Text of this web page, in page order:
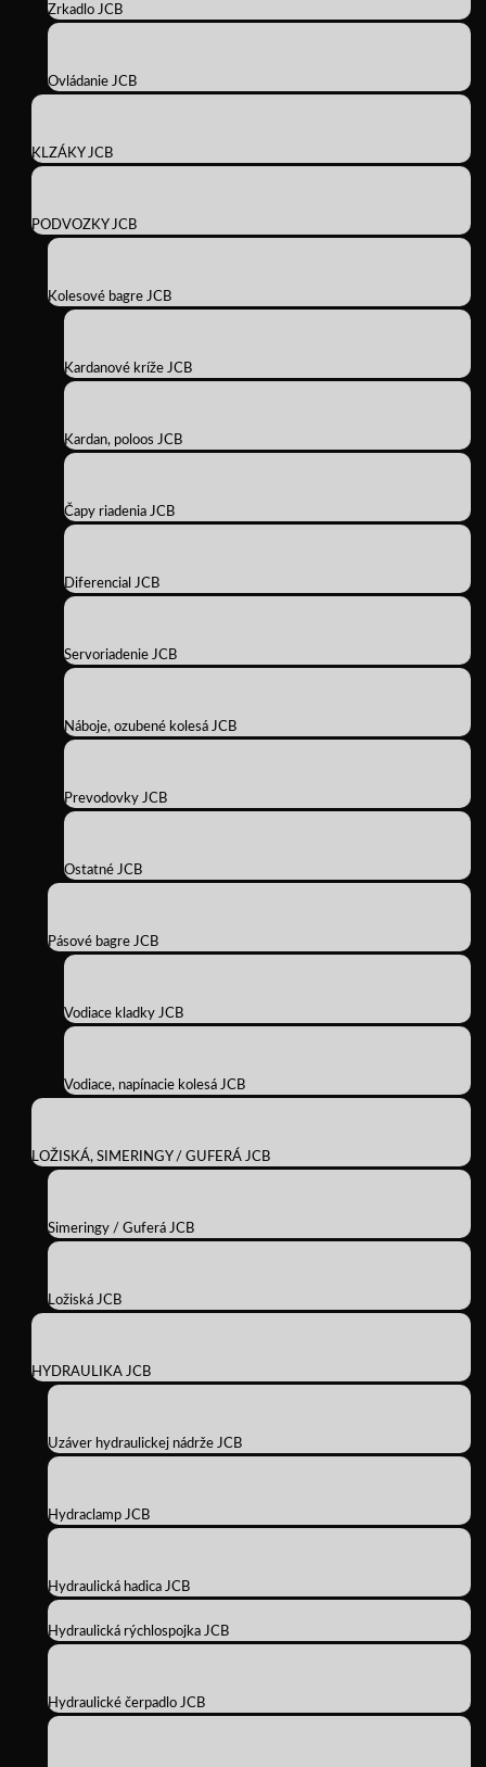
Zrkadlo JCB
Ovládanie JCB
KLZÁKY JCB
PODVOZKY JCB
Kolesové bagre JCB
Kardanové kríže JCB
Kardan, poloos JCB
Čapy riadenia JCB
Diferencial JCB
Servoriadenie JCB
Náboje, ozubené kolesá JCB
Prevodovky JCB
Ostatné JCB
Pásové bagre JCB
Vodiace kladky JCB
Vodiace, napínacie kolesá JCB
LOŽISKÁ, SIMERINGY / GUFERÁ JCB
Simeringy / Guferá JCB
Ložiská JCB
HYDRAULIKA JCB
Uzáver hydraulickej nádrže JCB
Hydraclamp JCB
Hydraulická hadica JCB
Hydraulická rýchlospojka JCB
Hydraulické čerpadlo JCB